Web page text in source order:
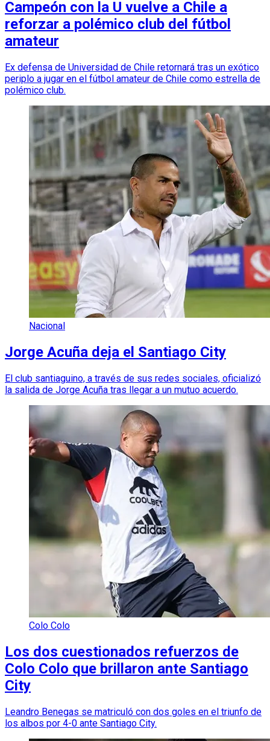
Campeón con la U vuelve a Chile a
reforzar a polémico club del fútbol
amateur
Ex defensa de Universidad de Chile retornará tras un exótico
periplo a jugar en el fútbol amateur de Chile como estrella de
polémico club.
Nacional
Jorge Acuña deja el Santiago City
El club santiaguino, a través de sus redes sociales, oficializó
la salida de Jorge Acuña tras llegar a un mutuo acuerdo.
Colo Colo
Los dos cuestionados refuerzos de
Colo Colo que brillaron ante Santiago
City
Leandro Benegas se matriculó con dos goles en el triunfo de
los albos por 4-0 ante Santiago City.